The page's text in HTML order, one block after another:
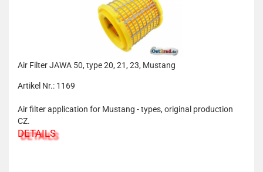
Air Filter JAWA 50, type 20, 21, 23, Mustang
Artikel Nr.: 1169
Air filter application for Mustang - types, original production
CZ.
DETAILS